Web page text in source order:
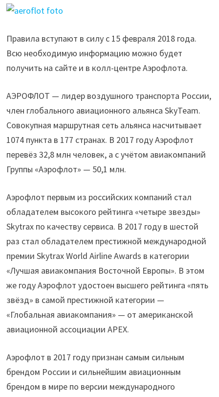
Правила вступают в силу с 15 февраля 2018 года.
Всю необходимую информацию можно будет
получить на сайте и в колл-центре Аэрофлота.
АЭРОФЛОТ — лидер воздушного транспорта России,
член глобального авиационного альянса SkyTeam.
Совокупная маршрутная сеть альянса насчитывает
1074 пункта в 177 странах. В 2017 году Аэрофлот
перевёз 32,8 млн человек, а с учётом авиакомпаний
Группы «Аэрофлот» — 50,1 млн.
Аэрофлот первым из российских компаний стал
обладателем высокого рейтинга «четыре звезды»
Skytrax по качеству сервиса. В 2017 году в шестой
раз стал обладателем престижной международной
премии Skytrax World Airline Awards в категории
«Лучшая авиакомпания Восточной Европы». В этом
же году Аэрофлот удостоен высшего рейтинга «пять
звёзд» в самой престижной категории —
«Глобальная авиакомпания» — от американской
авиационной ассоциации APEX.
Аэрофлот в 2017 году признан самым сильным
брендом России и сильнейшим авиационным
брендом в мире по версии международного